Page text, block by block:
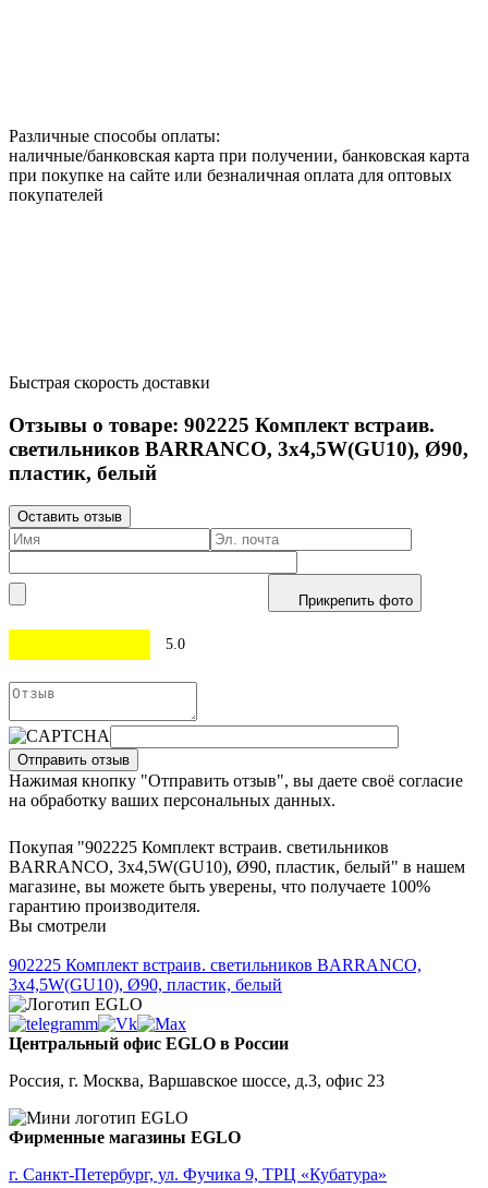
Различные способы оплаты:
наличные/банковская карта при получении, банковская карта
при покупке на сайте или безналичная оплата для оптовых
покупателей
Быстрая скорость доставки
Отзывы о товаре: 902225 Комплект встраив.
светильников BARRANCO, 3х4,5W(GU10), Ø90,
пластик, белый
Оставить отзыв
Прикрепить фото
5.0
Отправить отзыв
Нажимая кнопку "Отправить отзыв", вы даете своё согласие
на обработку ваших персональных данных.
Покупая "902225 Комплект встраив. светильников
BARRANCO, 3х4,5W(GU10), Ø90, пластик, белый" в нашем
магазине, вы можете быть уверены, что получаете 100%
гарантию производителя.
Вы смотрели
902225 Комплект встраив. светильников BARRANCO,
3х4,5W(GU10), Ø90, пластик, белый
Центральный офис EGLO в России
Россия, г. Москва, Варшавское шоссе, д.3, офис 23
Фирменные магазины EGLO
г. Санкт-Петербург, ул. Фучика 9, ТРЦ «Кубатура»